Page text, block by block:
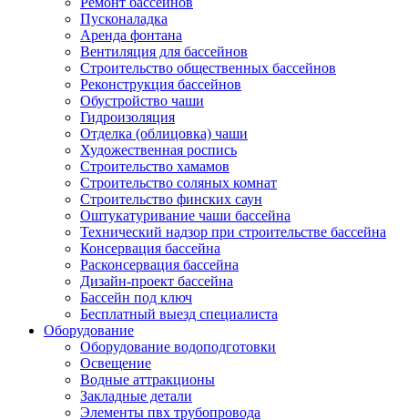
Пусконаладка
Аренда фонтана
Вентиляция для бассейнов
Строительство общественных бассейнов
Реконструкция бассейнов
Обустройство чаши
Гидроизоляция
Отделка (облицовка) чаши
Художественная роспись
Строительство хамамов
Строительство соляных комнат
Строительство финских саун
Оштукатуривание чаши бассейна
Технический надзор при строительстве бассейна
Консервация бассейна
Расконсервация бассейна
Дизайн-проект бассейна
Бассейн под ключ
Бесплатный выезд специалиста
Оборудование
Оборудование водоподготовки
Освещение
Водные аттракционы
Закладные детали
Элементы пвх трубопровода